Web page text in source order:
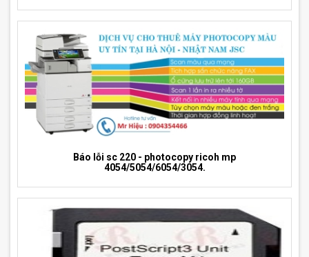
Báo lỗi sc 220 - photocopy ricoh mp
4054/5054/6054/3054.